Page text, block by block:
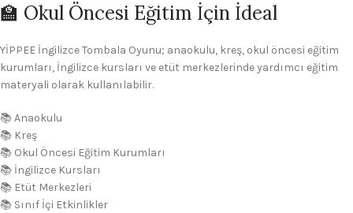
🏫 Okul Öncesi Eğitim İçin İdeal
YİPPEE İngilizce Tombala Oyunu; anaokulu, kreş, okul öncesi eğitim
kurumları, İngilizce kursları ve etüt merkezlerinde yardımcı eğitim
materyali olarak kullanılabilir.
📚 Anaokulu
📚 Kreş
📚 Okul Öncesi Eğitim Kurumları
📚 İngilizce Kursları
📚 Etüt Merkezleri
📚 Sınıf İçi Etkinlikler